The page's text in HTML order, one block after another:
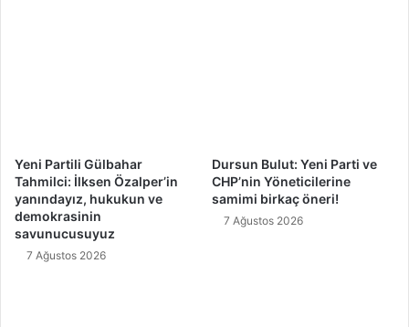
Yeni Partili Gülbahar
Tahmilci: İlksen Özalper’in
yanındayız, hukukun ve
demokrasinin
savunucusuyuz
7 Ağustos 2026
Dursun Bulut: Yeni Parti ve
CHP’nin Yöneticilerine
samimi birkaç öneri!
7 Ağustos 2026